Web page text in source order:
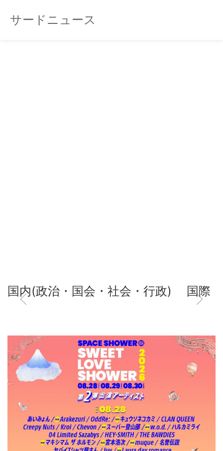
サードニュース
国内(政治・国会・社会・行政) 国際